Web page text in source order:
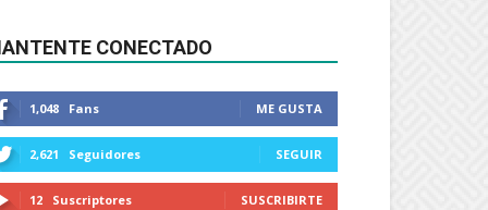
CONECTADO
1,048 Fans ME GUSTA
2,621 Seguidores SEGUIR
12 Suscriptores SUSCRIBIRTE